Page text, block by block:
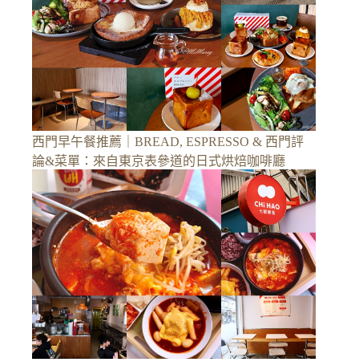
西門早午餐推薦｜BREAD, ESPRESSO & 西門評
論&菜單：來自東京表參道的日式烘焙咖啡廳